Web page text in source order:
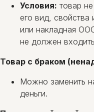
Условия: товар
его вид, свойства
или накладная
не должен
Товар с браком
Можно заменить
деньги.